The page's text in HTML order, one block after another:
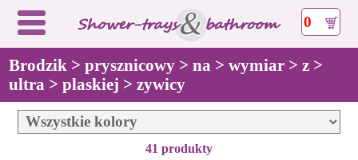
0
Brodzik > prysznicowy > na > wymiar > z >
ultra > plaskiej > zywicy
41 produkty